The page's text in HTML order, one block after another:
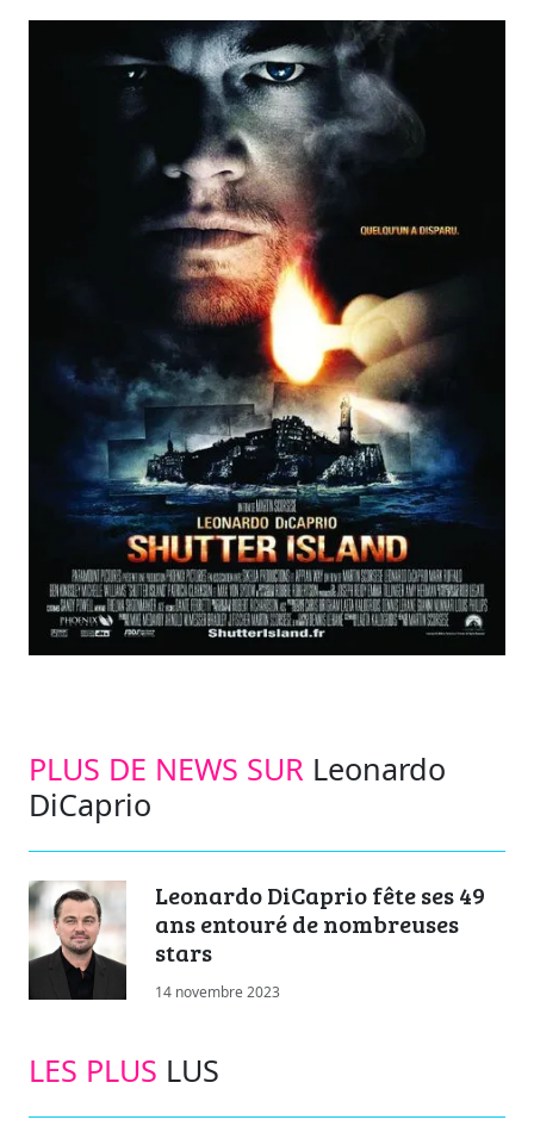
PLUS DE NEWS SUR Leonardo
DiCaprio
Leonardo DiCaprio fête ses 49
ans entouré de nombreuses
stars
14 novembre 2023
LES PLUS LUS